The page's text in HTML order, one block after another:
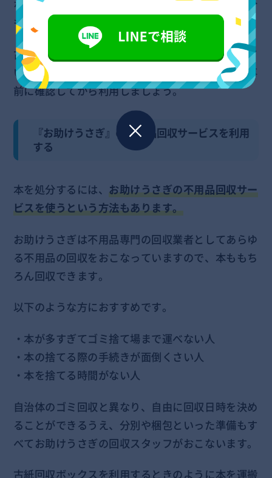
なっておらず本の投入は不可と指定されている場合
もあります。
古紙回収ボックスを利用して本を捨てたいと考えて
いる方は、お近くの古紙回収ボックスのルールを事
前に確認してから利用しましょう。
『お助けうさぎ』の不用品回収サービスを利用
する
本を処分するには、お助けうさぎの不用品回収サー
ビスを使うという方法もあります。
お助けうさぎは不用品専門の回収業者としてあらゆ
る不用品の回収をおこなっていますので、本ももち
ろん回収できます。
以下のような方におすすめです。
・本が多すぎてゴミ捨て場まで運べない人
・本の捨てる際の手続きが面倒くさい人
・本を捨てる時間がない人
自治体のゴミ回収と異なり、自由に回収日時を決め
ることができるうえ、分別や梱包といった準備もす
べてお助けうさぎの回収スタッフがおこないます。
古紙回収ボックスを利用するときのように本を運搬